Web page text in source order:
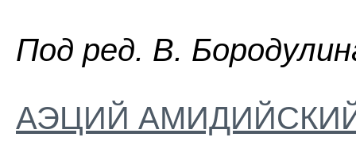
Пoд peд. B.
АЭЦИЙ